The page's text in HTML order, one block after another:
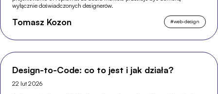
wyłącznie doświadczonych designerów.
Tomasz Kozon #web-design
Design-to-Code: co to jest i jak działa?
22 lut 2026